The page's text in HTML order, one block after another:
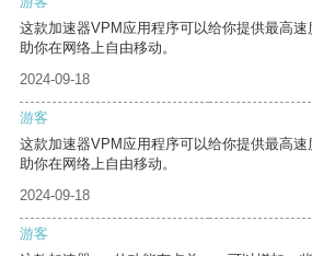
这款加速器VPM应用程序可以给你提供最高
助你在网络上自由移动。
2024-09-18
游客
这款加速器VPM应用程序可以给你提供最高
助你在网络上自由移动。
2024-09-18
游客